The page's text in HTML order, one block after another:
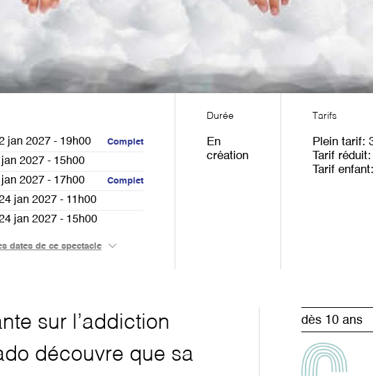
jan 2027 - 19h00 Complet
2027 - 15h00
2027 - 17h00
Complet
jan 2027 - 11h00
jan 2027 - 15h00
jan 2027 - 15h00
dates de ce spectacle
Durée
En
création
Tarifs
Plein tarif
Tarif réduit
Tarif enfant
sur l’addiction
découvre que sa
dès 10 ans